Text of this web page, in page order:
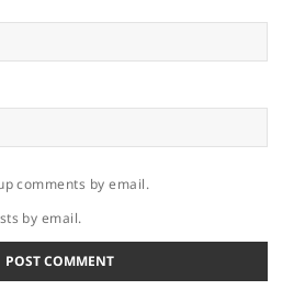
comments by email.
by email.